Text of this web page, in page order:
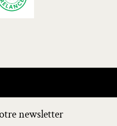
newsletter